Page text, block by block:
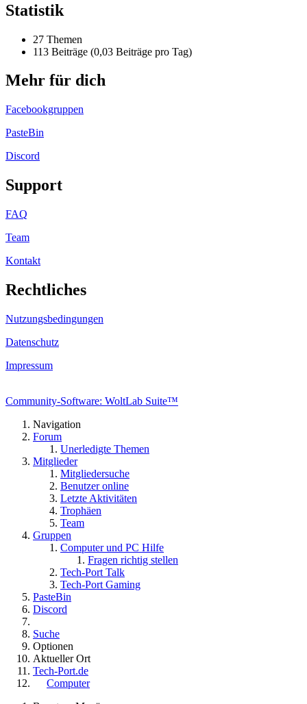
Statistik
27 Themen
113 Beiträge (0,03 Beiträge pro Tag)
Mehr für dich
Facebookgruppen
PasteBin
Discord
Support
FAQ
Team
Kontakt
Rechtliches
Nutzungsbedingungen
Datenschutz
Impressum
Community-Software: WoltLab Suite™
Navigation
Forum
Unerledigte Themen
Mitglieder
Mitgliedersuche
Benutzer online
Letzte Aktivitäten
Trophäen
Team
Gruppen
Computer und PC Hilfe
Fragen richtig stellen
Tech-Port Talk
Tech-Port Gaming
PasteBin
Discord
Suche
Optionen
Aktueller Ort
Tech-Port.de
Computer